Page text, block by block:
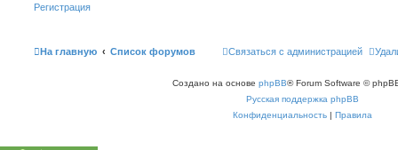
Регистрация
На главную Список форумов Связаться с администрацией
Создано на основе phpBB® Forum Software ©
Русская поддержка phpBB
Конфиденциальность | Правила